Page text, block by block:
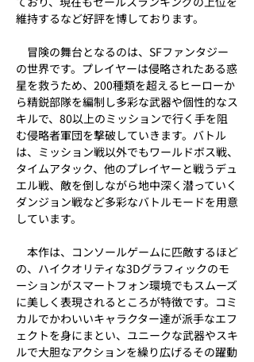
維持するなど好評を博しております。
冒険の舞台となるのは、SFファンタジー
の世界です。プレイヤーは侵略されたある惑
星を救うため、200種類を超えるヒーローか
ら精鋭部隊を編制し多彩な武器や個性的なス
キルで、80以上のミッションで行く手を阻
む侵略者軍団を撃破していきます。バトル
は、ミッション戦以外でもワールドボス戦、
タイムアタック、他のプレイヤーと戦うデュ
エル戦、敵を倒しながら地中深く潜っていく
ダンジョン戦など多彩なバトルモードを用意
しています。
本作は、コンソールゲームに匹敵するほど
の、ハイクオリティな3Dグラフィックのモ
ーションがスマートフォン環境でもスムーズ
に美しく表現されるところが特徴です。コミ
カルでかわいいキャラクター達が派手なエフ
ェクトを身にまとい、ユニークな武器やスキ
ルで大胆なアクションを繰り広げるその躍動